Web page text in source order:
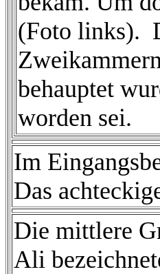
(Foto links).
behauptet
worden sei.
Im
Das
Die mittlere
Ali